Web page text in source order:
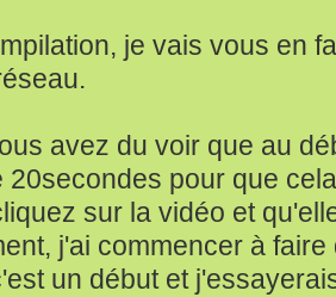
je vais vous en
avez du voir que au
20secondes pour que
sur la vidéo et
j'ai commencer à
un début et